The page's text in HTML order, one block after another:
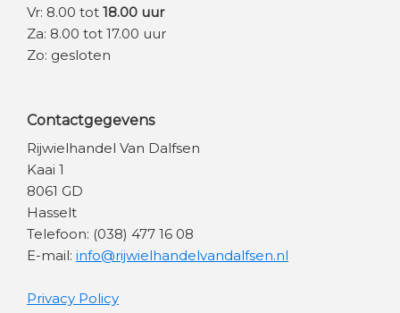
Vr: 8.00 tot 18.00 uur
Za: 8.00 tot 17.00 uur
Zo: gesloten
Contactgegevens
Rijwielhandel Van Dalfsen
Kaai 1
8061 GD
Hasselt
Telefoon: (038) 477 16 08
E-mail: info@rijwielhandelvandalfsen.nl
Privacy Policy